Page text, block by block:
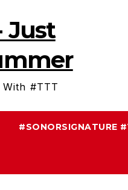
Just
#TTT
#SONORSIGNATURE